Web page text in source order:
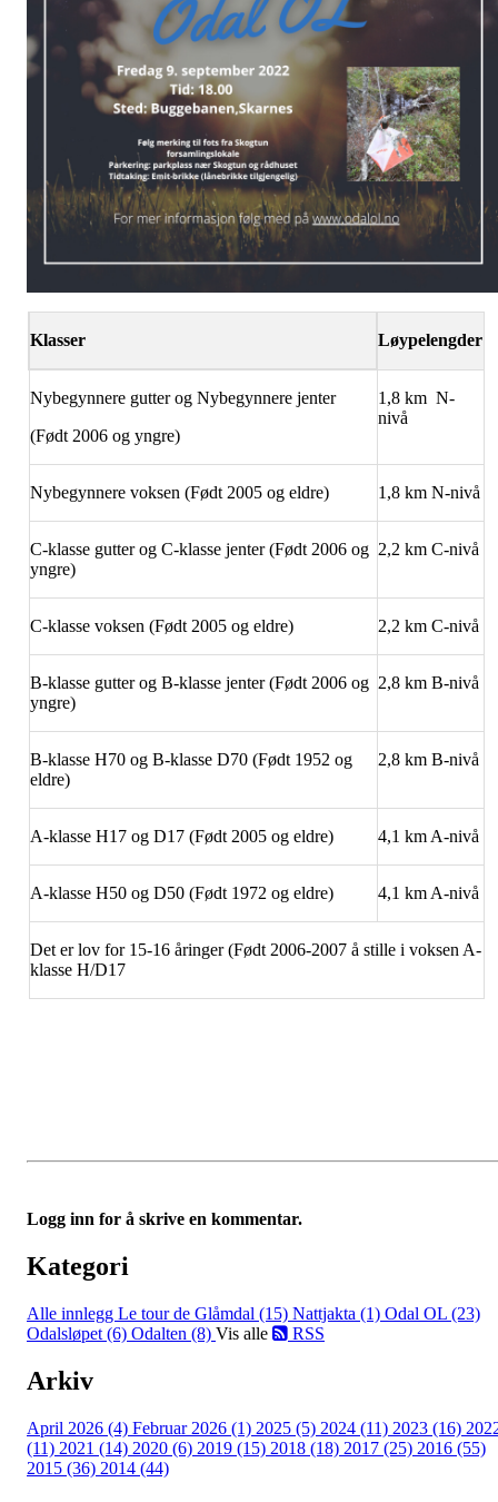
Klasser Løypelengder
Nybegynnere gutter og Nybegynnere jenter
(Født 2006 og yngre)
1,8 km N-
nivå
Nybegynnere voksen (Født 2005 og eldre) 1,8 km N-nivå
C-klasse gutter og C-klasse jenter (Født 2006 og
yngre)
2,2 km C-nivå
C-klasse voksen (Født 2005 og eldre) 2,2 km C-nivå
B-klasse gutter og B-klasse jenter (Født 2006 og
yngre)
2,8 km B-nivå
B-klasse H70 og B-klasse D70 (Født 1952 og
eldre)
2,8 km B-nivå
A-klasse H17 og D17 (Født 2005 og eldre) 4,1 km A-nivå
A-klasse H50 og D50 (Født 1972 og eldre) 4,1 km A-nivå
Det er lov for 15-16 åringer (Født 2006-2007 å stille i voksen A-
klasse H/D17
Logg inn for å skrive en kommentar.
Kategori
Alle innlegg Le tour de Glåmdal (15) Nattjakta (1) Odal OL (23)
Odalsløpet (6) Odalten (8) Vis alle RSS
Arkiv
April 2026 (4) Februar 2026 (1) 2025 (5) 2024 (11) 2023 (16)
(11) 2021 (14) 2020 (6) 2019 (15) 2018 (18) 2017 (25) 2016 (55)
2015 (36) 2014 (44)